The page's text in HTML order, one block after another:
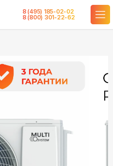
8 (495) 185-02-02
8 (800) 301-22-62